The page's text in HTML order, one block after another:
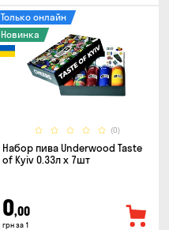
(0)
Только онлайн
Новинка
Набор пива Underwood Taste
of Kyiv 0.33л x 7шт
0,00
грн за 1